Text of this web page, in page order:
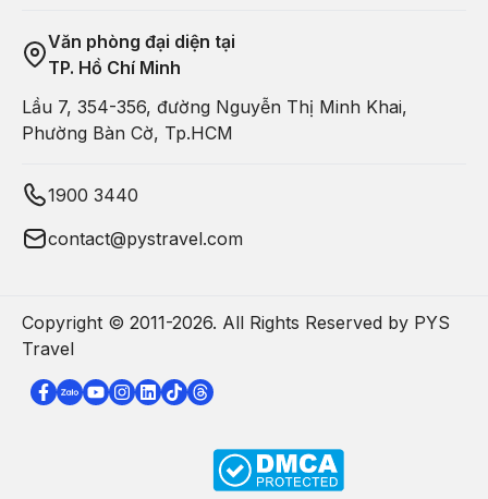
Văn phòng đại diện tại
TP. Hồ Chí Minh
Lầu 7, 354-356, đường Nguyễn Thị Minh Khai,
Phường Bàn Cờ, Tp.HCM
1900 3440
contact@pystravel.com
Copyright © 2011-2026. All Rights Reserved by PYS
Travel